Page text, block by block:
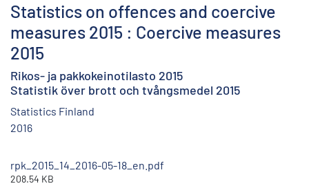
Statistics on offences and coercive
measures 2015 : Coercive measures
2015
Rikos- ja pakkokeinotilasto 2015
Statistik över brott och tvångsmedel 2015
Statistics Finland
2016
rpk_2015_14_2016-05-18_en.pdf
208.54 KB